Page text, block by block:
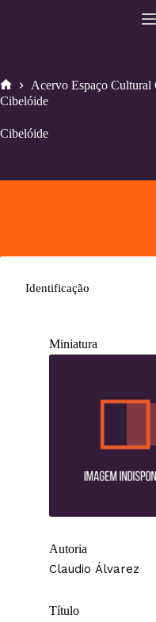
Home
Acervo Espaço Cultural
Cibelóide
Cibelóide
Identificação
Miniatura
Autoria
Claudio Álvarez
Título